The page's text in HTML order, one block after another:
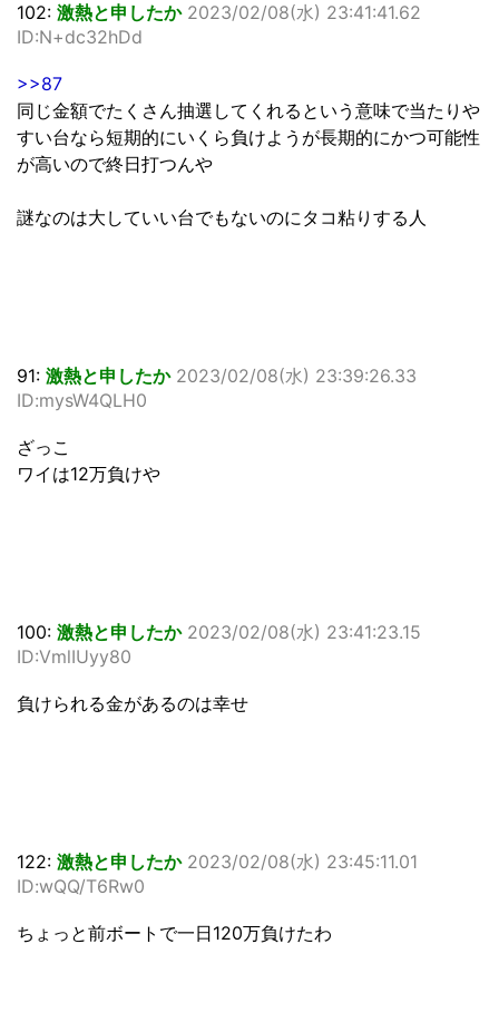
102: 激熱と申したか 2023/02/08(水) 23:41:41.62
ID:N+dc32hDd
>>87
同じ金額でたくさん抽選してくれるという意味で当たりや
すい台なら短期的にいくら負けようが長期的にかつ可能性
が高いので終日打つんや
謎なのは大していい台でもないのにタコ粘りする人
91: 激熱と申したか 2023/02/08(水) 23:39:26.33
ID:mysW4QLH0
ざっこ
ワイは12万負けや
100: 激熱と申したか 2023/02/08(水) 23:41:23.15
ID:VmlIUyy80
負けられる金があるのは幸せ
122: 激熱と申したか 2023/02/08(水) 23:45:11.01
ID:wQQ/T6Rw0
ちょっと前ボートで一日120万負けたわ